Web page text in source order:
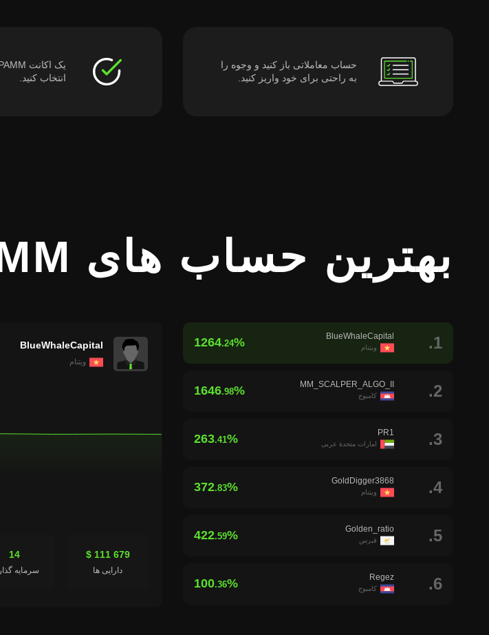
حساب معاملاتی باز کنید و وجوه را
به راحتی برای خود واریز کنید.
انتخاب کنید.
بهترین حساب های PAMM
1.
BlueWhaleCapital
ویتنام 1264.24%
2.
MM_SCALPER_ALGO_II
کامبوج 1646.98%
3.
PR1
امارات متحدهٔ عربی 263.41%
4.
GoldDigger3868
ویتنام 372.83%
5.
Golden_ratio
قبرس 422.59%
6.
Regez
کامبوج 100.36%
BlueWhaleCapital
ویتنام
⁦‪‬‪‪‪$ 111 679⁩‪‪
دارایی ها
14
سرمایه